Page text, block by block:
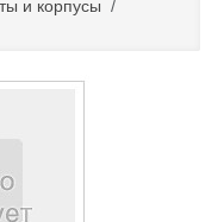
и корпусы /